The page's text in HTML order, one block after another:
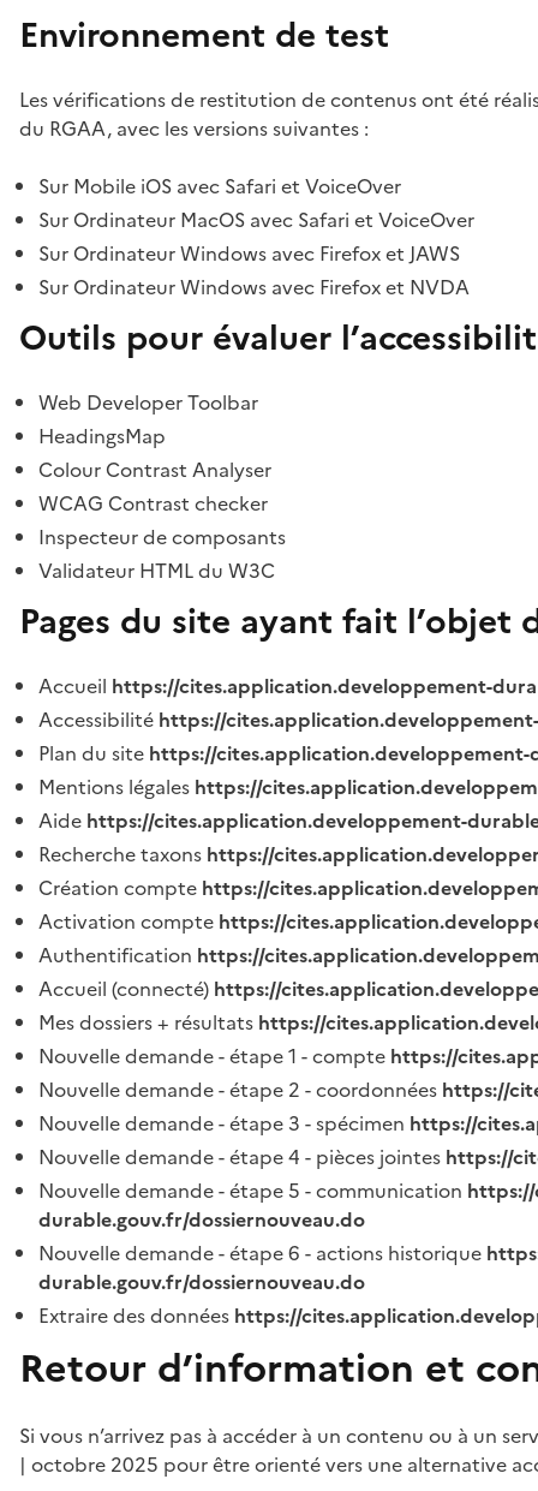
Environnement de test
Les vérifications de restitution de contenus ont été
du RGAA, avec les versions suivantes :
Sur Mobile iOS avec Safari et VoiceOver
Sur Ordinateur MacOS avec Safari et VoiceOver
Sur Ordinateur Windows avec Firefox et JAWS
Sur Ordinateur Windows avec Firefox et NVDA
Outils pour évaluer
Web Developer Toolbar
HeadingsMap
Colour Contrast Analyser
WCAG Contrast checker
Inspecteur de composants
Validateur HTML du W3C
Pages du site ayant fait
Accueil https://cites.application.developpement-
Accessibilité https://
Plan du site https://
Mentions légales https://
Aide https://cites.application.developpement-
Recherche taxons https://
Création compte https://
Activation compte https://
Authentification https://
Accueil (connecté) https://
Mes dossiers + résultats https://
Nouvelle demande - étape 1 - compte https://
Nouvelle demande - étape 2 - coordonnées https://
Nouvelle demande - étape 3 - spécimen https://
Nouvelle demande - étape 4 - pièces jointes https://
Nouvelle demande - étape 5 - communication
durable.gouv.fr/dossiernouveau.do
Nouvelle demande - étape 6 - actions historique
durable.gouv.fr/dossiernouveau.do
Extraire des données https://
Retour d’information et
Si vous n’arrivez pas à accéder à un contenu ou à un
| octobre 2025 pour être orienté vers une alternative